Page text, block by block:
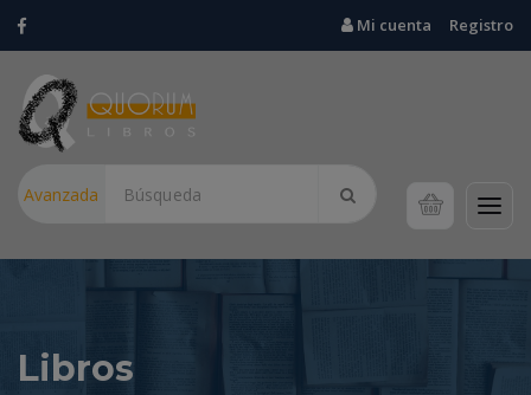
Mi cuenta Registro
Avanzada
Libros